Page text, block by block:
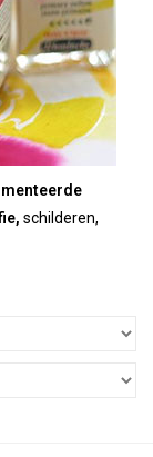
schilderen,